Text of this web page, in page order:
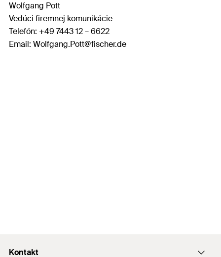
Wolfgang Pott
Vedúci firemnej komunikácie
Telefón: +49 7443 12 – 6622
Email: Wolfgang.Pott@fischer.de
Kontakt